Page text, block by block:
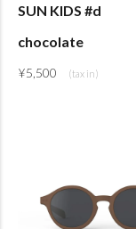
SUN KIDS #d
chocolate
¥5,500